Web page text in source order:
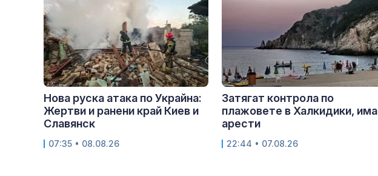
Нова руска атака по Украйна:
Жертви и ранени край Киев и
Славянск
07:35 • 08.08.26
Затягат контрола по
плажовете в Халкидики, има
арести
22:44 • 07.08.26